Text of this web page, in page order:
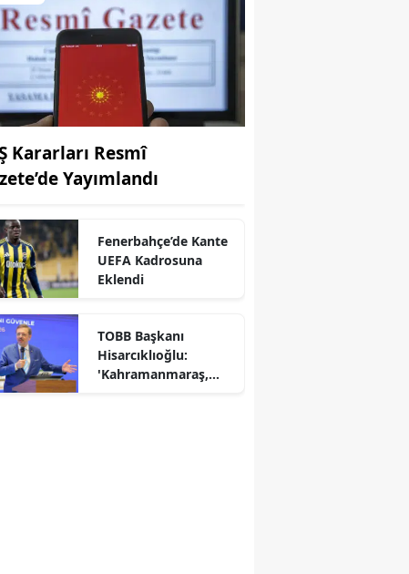
Kararları Resmî
Yayımlandı
Fenerbahçe’de Kante
UEFA Kadrosuna
Eklendi
TOBB Başkanı
Hisarcıklıoğlu:
'Kahramanmaraş,